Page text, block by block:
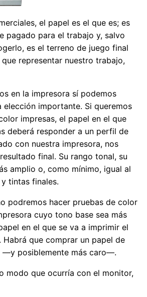
el papel es el que es; es
pagado para el trabajo y, salvo
es el terreno de juego final
representar nuestro trabajo,
en la impresora sí podemos
elección importante. Si queremos
impresas, el papel en el que
deberá responder a un perfil de
con nuestra impresora, nos
final. Su rango tonal, su
amplio o, como mínimo, igual al
tintas finales.
podremos hacer pruebas de color
cuyo tono base sea más
en el que se va a imprimir el
que comprar un papel de
—y posiblemente más caro—.
modo que ocurría con el monitor,